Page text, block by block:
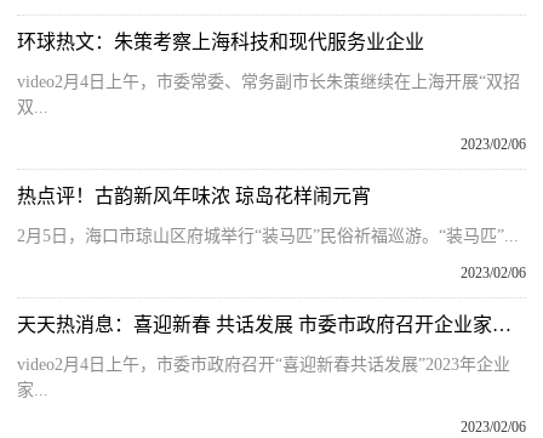
环球热文：朱策考察上海科技和现代服务业企业
video2月4日上午，市委常委、常务副市长朱策继续在上海开展“双招
双...
2023/02/06
热点评！古韵新风年味浓 琼岛花样闹元宵
2月5日，海口市琼山区府城举行“装马匹”民俗祈福巡游。“装马匹”...
2023/02/06
天天热消息：喜迎新春 共话发展 市委市政府召开企业家代表座谈会·新安茶会
video2月4日上午，市委市政府召开“喜迎新春共话发展”2023年企业
家...
2023/02/06